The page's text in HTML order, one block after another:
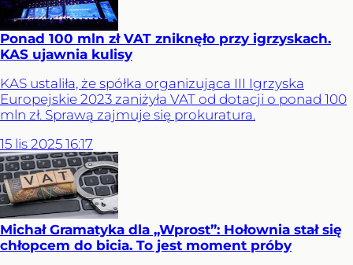
Ponad 100 mln zł VAT zniknęło przy igrzyskach.
KAS ujawnia kulisy
KAS ustaliła, że spółka organizująca III Igrzyska
Europejskie 2023 zaniżyła VAT od dotacji o ponad 100
mln zł. Sprawą zajmuje się prokuratura.
15 lis 2025 16:17
Michał Gramatyka dla „Wprost”: Hołownia stał się
chłopcem do bicia. To jest moment próby